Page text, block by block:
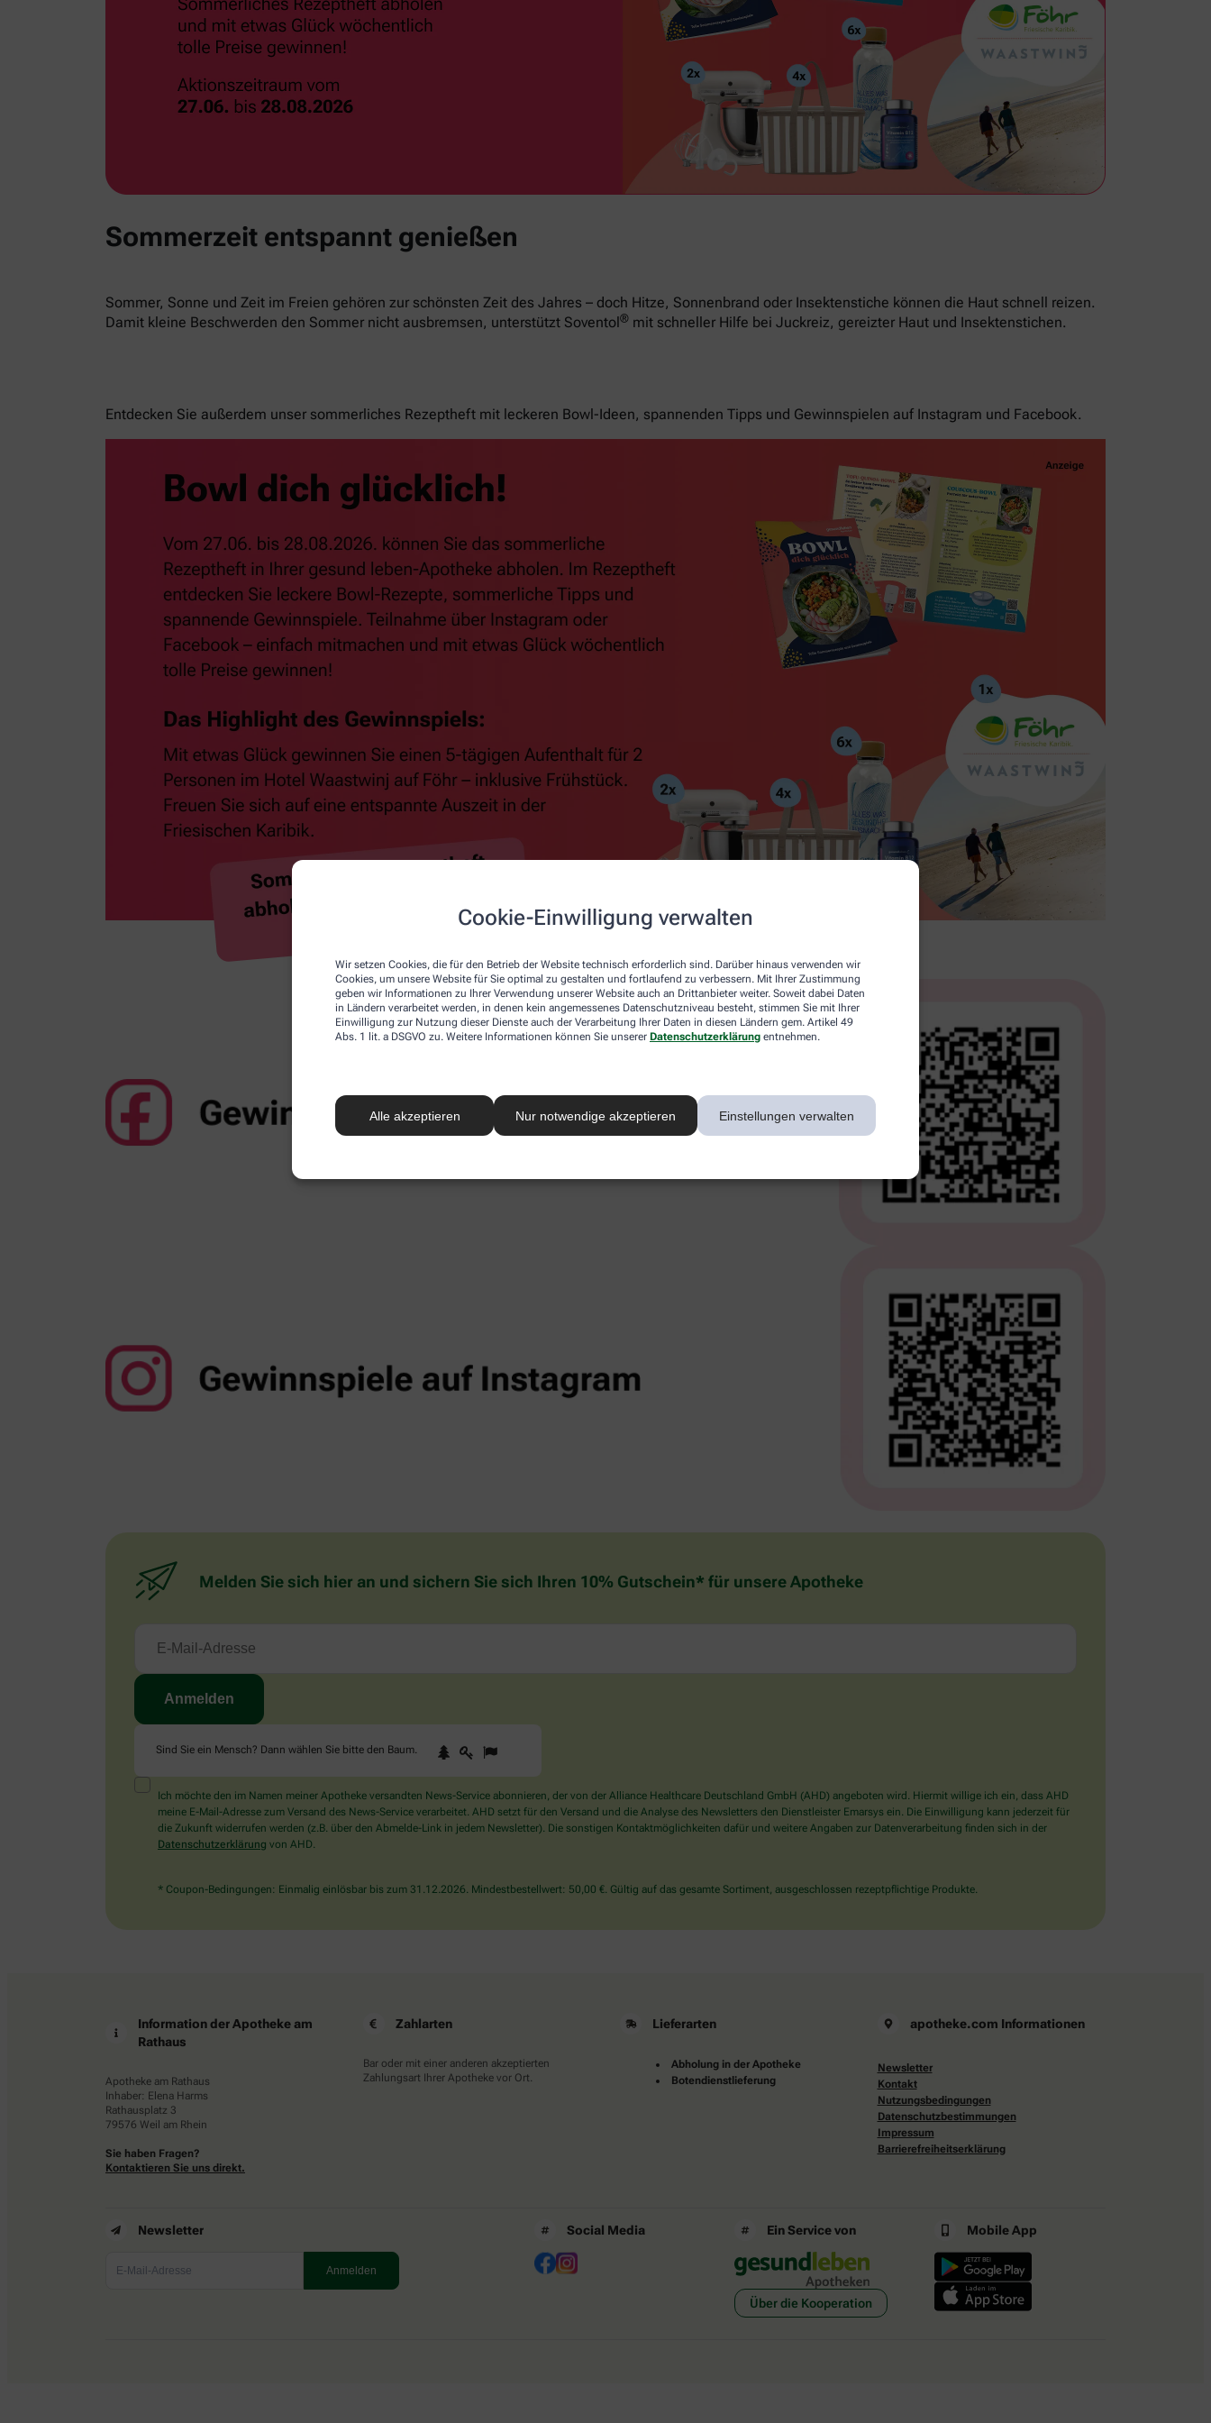
Cookie-Einwilligung verwalten
Wir setzen Cookies, die für den Betrieb der Website technisch erforderlich sind. Darüber hinaus verwenden wir
Cookies, um unsere Website für Sie optimal zu gestalten und fortlaufend zu verbessern. Mit Ihrer Zustimmung
geben wir Informationen zu Ihrer Verwendung unserer Website auch an Drittanbieter weiter. Soweit dabei Daten
in Ländern verarbeitet werden, in denen kein angemessenes Datenschutzniveau besteht, stimmen Sie mit Ihrer
Einwilligung zur Nutzung dieser Dienste auch der Verarbeitung Ihrer Daten in diesen Ländern gem. Artikel 49
Abs. 1 lit. a DSGVO zu. Weitere Informationen können Sie unserer Datenschutzerklärung entnehmen.
Alle akzeptieren Nur notwendige akzeptieren Einstellungen verwalten
Sommerzeit entspannt genießen
Sommer, Sonne und Zeit im Freien gehören zur schönsten Zeit des Jahres – doch Hitze, Sonnenbrand oder Insektenstiche können die Haut schnell reizen.
Damit kleine Beschwerden den Sommer nicht ausbremsen, unterstützt Soventol® mit schneller Hilfe bei Juckreiz, gereizter Haut und Insektenstichen.
Entdecken Sie außerdem unser sommerliches Rezeptheft mit leckeren Bowl-Ideen, spannenden Tipps und Gewinnspielen auf Instagram und Facebook.
Melden Sie sich hier an und sichern Sie sich Ihren 10% Gutschein* für unsere Apotheke
Sind Sie ein Mensch? Dann wählen Sie bitte den Baum.
Sind
Sie
Mensch?
Dann
wählen
Baum.
1 2
Ich möchte den im Namen meiner Apotheke versandten News-Service abonnieren, der von der Alliance Healthcare Deutschland GmbH (AHD) angeboten wird. Hiermit willige ich ein, dass AHD
meine E-Mail-Adresse zum Versand des News-Service verarbeitet. AHD setzt für den Versand und die Analyse des Newsletters den Dienstleister Emarsys ein. Die Einwilligung kann jederzeit für
die Zukunft widerrufen werden (z.B. über den Abmelde-Link in jedem Newsletter). Die sonstigen Kontaktmöglichkeiten dafür und weitere Angaben zur Datenverarbeitung finden sich in der
Datenschutzerklärung von AHD.
* Coupon-Bedingungen: Einmalig einlösbar bis zum 31.12.2026. Mindestbestellwert: 50,00 €. Gültig auf das gesamte Sortiment, ausgeschlossen rezeptpflichtige Produkte.
Information der Apotheke am
Rathaus
Apotheke am Rathaus
Inhaber: Elena Harms
Rathausplatz 3
79576 Weil am Rhein
Sie haben Fragen?
Kontaktieren Sie uns direkt.
Zahlarten
Bar oder mit einer anderen akzeptierten
Zahlungsart Ihrer Apotheke vor Ort.
Lieferarten
Abholung in der Apotheke
Botendienstlieferung
apotheke.com Informationen
Newsletter
Kontakt
Nutzungsbedingungen
Datenschutzbestimmungen
Impressum
Barrierefreiheitserklärung
Newsletter Social Media Ein Service von
Über die Kooperation
Mobile App